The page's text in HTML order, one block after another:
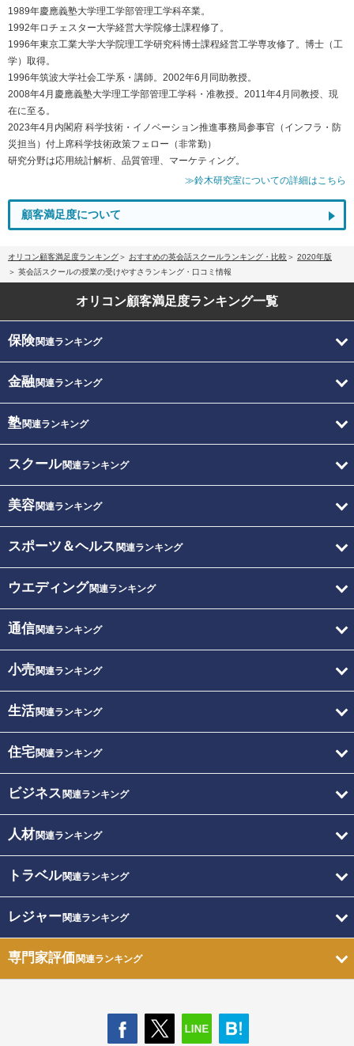
1989年慶應義塾大学理工学部管理工学科卒業。
1992年ロチェスター大学経営大学院修士課程修了。
1996年東京工業大学大学院理工学研究科博士課程経営工学専攻修了。博士（工
学）取得。
1996年筑波大学社会工学系・講師。2002年6月同助教授。
2008年4月慶應義塾大学理工学部管理工学科・准教授。2011年4月同教授、現
在に至る。
2023年4月内閣府 科学技術・イノベーション推進事務局参事官（インフラ・防
災担当）付上席科学技術政策フェロー（非常勤）
研究分野は応用統計解析、品質管理、マーケティング。
≫鈴木研究室についての詳細はこちら
顧客満足度について
オリコン顧客満足度ランキング おすすめの英会話スクールランキング・比較
2020年版
英会話スクールの授業の受けやすさランキング・口コミ情報
オリコン顧客満足度ランキング一覧
保険関連ランキング
金融関連ランキング
塾関連ランキング
スクール関連ランキング
美容関連ランキング
スポーツ＆ヘルス 関連ランキング
ウエディング関連ランキング
通信関連ランキング
小売関連ランキング
生活関連ランキング
住宅関連ランキング
ビジネス 関連ランキング
人材関連ランキング
トラベル関連ランキング
レジャー関連ランキング
専門家評価関連ランキング